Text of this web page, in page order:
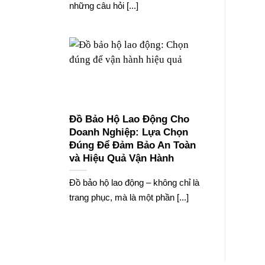
những câu hỏi [...]
Đồ Bảo Hộ Lao Động Cho
Doanh Nghiệp: Lựa Chọn
Đúng Để Đảm Bảo An Toàn
và Hiệu Quả Vận Hành
Đồ bảo hộ lao động – không chỉ là
trang phục, mà là một phần [...]